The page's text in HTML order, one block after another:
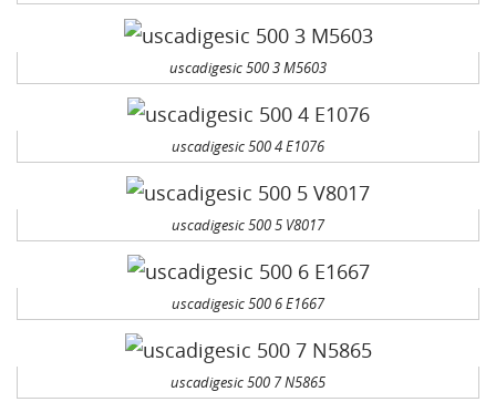
uscadigesic 500 3 M5603
uscadigesic 500 4 E1076
uscadigesic 500 5 V8017
uscadigesic 500 6 E1667
uscadigesic 500 7 N5865